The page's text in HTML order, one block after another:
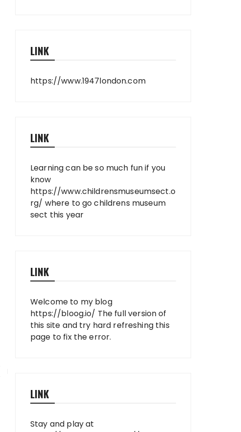
LINK
https://www.1947london.com
LINK
Learning can be so much fun if you
know
https://www.childrensmuseumsect.o
rg/ where to go childrens museum
sect this year
LINK
Welcome to my blog
https://bloog.io/ The full version of
this site and try hard refreshing this
page to fix the error.
LINK
Stay and play at